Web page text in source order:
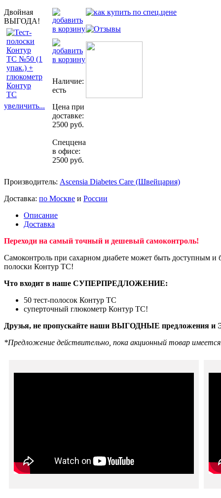
Двойная
ВЫГОДА!
увеличить...
Наличие:
есть
Цена при
доставке:
2500 руб.
Спеццена
в офисе:
2500 руб.
Производитель: Ascensia Diabetes Care (Швейцария)
Доставка: по Москве и России
Описание
Доставка
Переходи на самый точный и дешевый самоконтроль!
Самоконтроль при сахарном диабете может быть доступным
полоски Контур ТС!
Что входит в наше СУПЕРПРЕДЛОЖЕНИЕ:
50 тест-полосок Контур ТС
суперточный глюкометр Контур ТС!
Друзья, не пропускайте наши ВЫГОДНЫЕ предложения
*Предложение действительно, пока акционный товар имеется